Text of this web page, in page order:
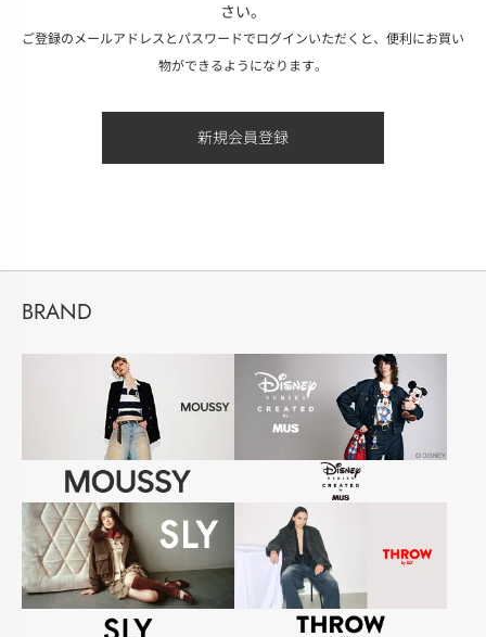
さい。
ご登録のメールアドレスとパスワードでログインいただくと、便利にお買い
物ができるようになります。
BRAND